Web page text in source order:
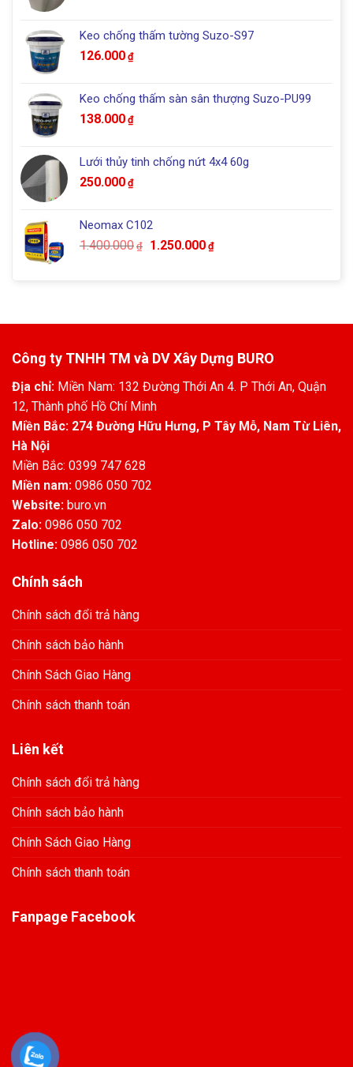
Keo chống thấm tường Suzo-S97
126.000 ₫
Keo chống thấm sàn sân thượng Suzo-PU99
138.000 ₫
Lưới thủy tinh chống nứt 4x4 60g
250.000 ₫
Neomax C102
1.400.000 ₫
Giá
1.250.000 ₫Giá
Công ty TNHH TM và DV Xây Dựng BURO
Địa chỉ: Miền Nam: 132 Đường Thới An 4. P Thới An, Quận
12, Thành phố Hồ Chí Minh
Miền Bắc: 274 Đường Hữu Hưng, P Tây Mỗ, Nam Từ Liên,
Hà Nội
Miền Bắc: 0399 747 628
Miền nam: 0986 050 702
Website: buro.vn
Zalo: 0986 050 702
Hotline: 0986 050 702
Chính sách
Chính sách đổi trả hàng
Chính sách bảo hành
Chính Sách Giao Hàng
Chính sách thanh toán
Liên kết
Chính sách đổi trả hàng
Chính sách bảo hành
Chính Sách Giao Hàng
Chính sách thanh toán
Fanpage Facebook